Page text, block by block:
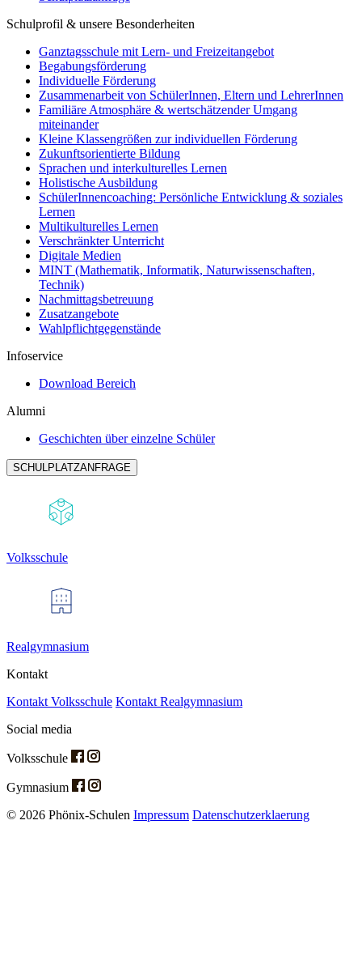
Schulprofil & unsere Besonderheiten
Ganztagsschule mit Lern- und Freizeitangebot
Begabungsförderung
Individuelle Förderung
Zusammenarbeit von SchülerInnen, Eltern und LehrerInnen
Familiäre Atmosphäre & wertschätzender Umgang
miteinander
Kleine Klassengrößen zur individuellen Förderung
Zukunftsorientierte Bildung
Sprachen und interkulturelles Lernen
Holistische Ausbildung
SchülerInnencoaching: Persönliche Entwicklung & soziales
Lernen
Multikulturelles Lernen
Verschränkter Unterricht
Digitale Medien
MINT (Mathematik, Informatik, Naturwissenschaften,
Technik)
Nachmittagsbetreuung
Zusatzangebote
Wahlpflichtgegenstände
Infoservice
Download Bereich
Alumni
Geschichten über einzelne Schüler
SCHULPLATZANFRAGE
Volksschule
Realgymnasium
Kontakt
Kontakt Volksschule Kontakt Realgymnasium
Social media
Volksschule
Gymnasium
© 2026 Phönix-Schulen Impressum Datenschutzerklaerung